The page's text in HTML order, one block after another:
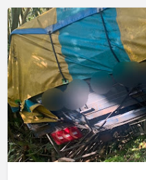
援
全
攻
略
｜
24H
沙
灘
拖
在
鄉
間
小
路、
農
田
泥
地